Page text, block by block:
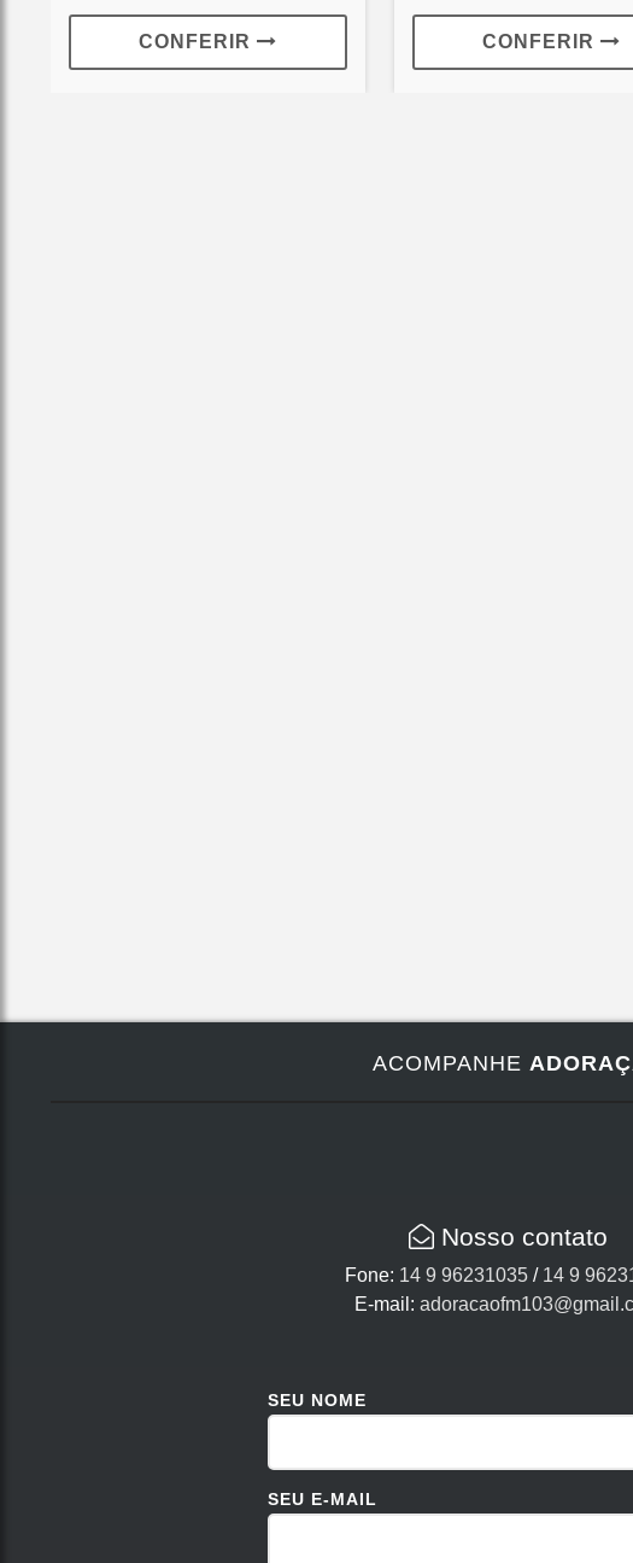
CONFERIR CONFERIR
ACOMPANHE
Nosso contato
Fone: 14 9 96231035/ 14 9
E-mail:
SEU NOME
SEU E-MAIL